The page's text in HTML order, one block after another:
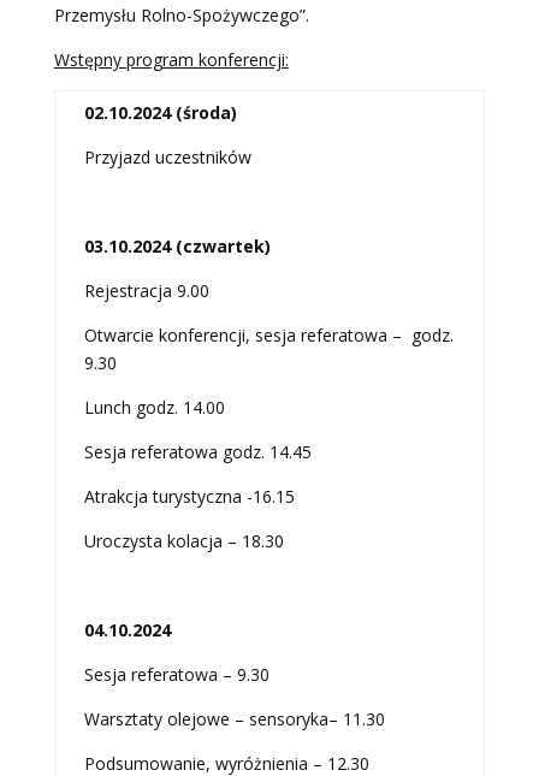
Przemysłu Rolno-Spożywczego”.
Wstępny program konferencji:
02.10.2024 (środa)
Przyjazd uczestników
03.10.2024 (czwartek)
Rejestracja 9.00
Otwarcie konferencji, sesja referatowa – godz.
9.30
Lunch godz. 14.00
Sesja referatowa godz. 14.45
Atrakcja turystyczna -16.15
Uroczysta kolacja – 18.30
04.10.2024
Sesja referatowa – 9.30
Warsztaty olejowe – sensoryka– 11.30
Podsumowanie, wyróżnienia – 12.30